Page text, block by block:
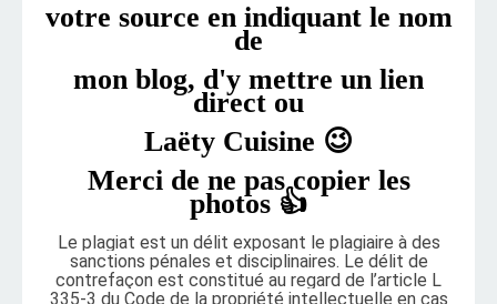
votre source en indiquant le nom
de
mon blog, d'y mettre un lien
direct ou
Laëty Cuisine 😉
Merci de ne pas copier les
photos 👍
Le plagiat est un délit exposant le plagiaire à des
sanctions pénales et disciplinaires. Le délit de
contrefaçon est constitué au regard de l’article L
335-3 du Code de la propriété intellectuelle en cas